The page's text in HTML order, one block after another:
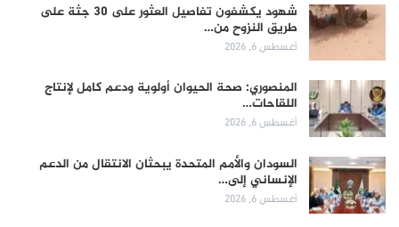
شهود يكشفون تفاصيل العثور على 30 جثة على
طريق النزوح من…
أغسطس 6, 2026
المنصوري: صحة الحيوان أولوية ودعم كامل لإنتاج
اللقاحات…
أغسطس 6, 2026
السودان والأمم المتحدة يبحثان الانتقال من الدعم
الإنساني إلى…
أغسطس 6, 2026